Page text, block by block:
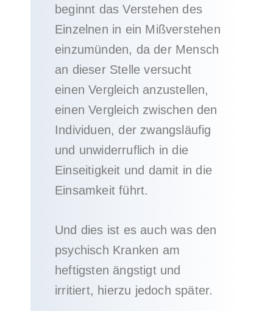
beginnt das Verstehen des
Einzelnen in ein Mißverstehen
einzumünden, da der Mensch
an dieser Stelle versucht
einen Vergleich anzustellen,
einen Vergleich zwischen den
Individuen, der zwangsläufig
und unwiderruflich in die
Einseitigkeit und damit in die
Einsamkeit führt.
Und dies ist es auch was den
psychisch Kranken am
heftigsten ängstigt und
irritiert, hierzu jedoch später.